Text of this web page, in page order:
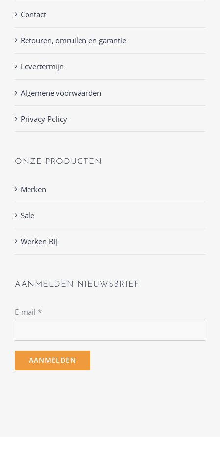
Contact
Retouren, omruilen en garantie
Levertermijn
Algemene voorwaarden
Privacy Policy
ONZE PRODUCTEN
Merken
Sale
Werken Bij
AANMELDEN NIEUWSBRIEF
E-mail *